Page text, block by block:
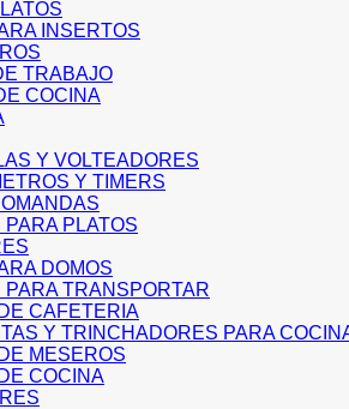
INSERTOS
TRABAJO
COCINA
Y VOLTEADORES
Y TIMERS
PLATOS
DOMOS
PARA TRANSPORTAR
CAFETERIA
Y TRINCHADORES PARA
MESEROS
COCINA